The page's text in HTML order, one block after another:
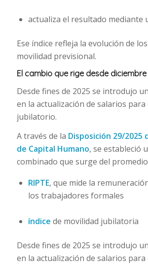
actualiza el resultado mediante
Ese índice refleja la evolución de
movilidad previsional.
El cambio que rige desde
Desde fines de 2025 se introdujo
en la actualización de salarios para
jubilatorio.
A través de la Disposición 29/2025
de Capital Humano, se estableció
combinado que surge del
RIPTE, que mide la
los trabajadores formales
índice de movilidad jubilatoria
Desde fines de 2025 se introdujo
en la actualización de salarios para